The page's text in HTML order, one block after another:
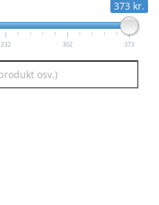
373 kr.
232 302 373